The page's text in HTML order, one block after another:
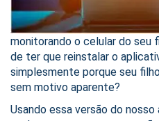
monitorando o celular do seu
de ter que reinstalar o
simplesmente porque seu
sem motivo aparente?
Usando essa versão do